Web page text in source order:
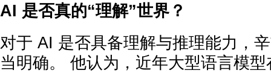
AI 是否真的“理解”世界？
对于 AI 是否具备理解与推理能力，
当明确。 他认为，近年大型语言模